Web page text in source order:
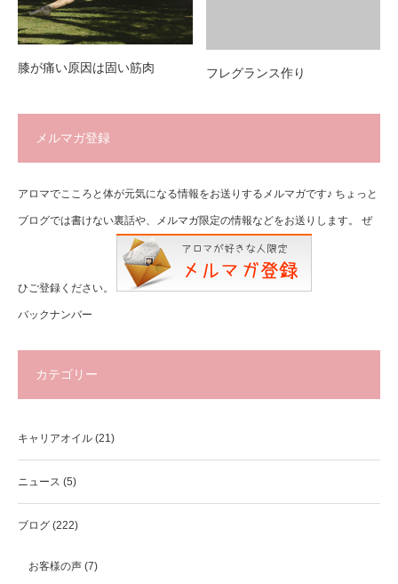
膝が痛い原因は固い筋肉 フレグランス作り
メルマガ登録
アロマでこころと体が元気になる情報をお送りするメルマガです♪ ちょっと
ブログでは書けない裏話や、メルマガ限定の情報などをお送りします。 ぜ
ひご登録ください。
バックナンバー
カテゴリー
キャリアオイル (21)
ニュース (5)
ブログ (222)
お客様の声 (7)